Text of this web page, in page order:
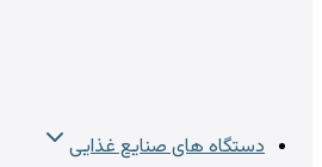
دستگاه های صنایع غذایی